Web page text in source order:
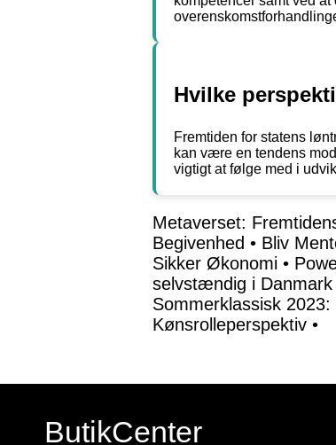
Hvilke
Fremtiden for statens
kan være en tendens
vigtigt at følge med i
Metaverset:
Begivenhed • Bliv
Sikker Økonomi •
selvstændig i Danmark
Sommerklassisk
Kønsrolleperspektiv •
ButikCenter